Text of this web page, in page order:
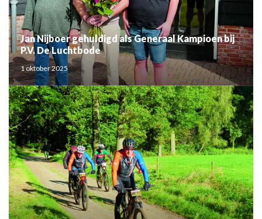
Jan Nijboer gehuldigd als Generaal Kampioen bij
P.V. De Luchtbode
1 oktober 2025